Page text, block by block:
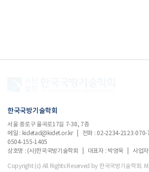
한국국방기술학회
서울 종로구 율곡로17길 7-38, 7층
메일 : kidetad@kidet.or.kr | 전화 : 02-2234-
0504-155-1405
상호명 : (사)한국국방기술학회 | 대표자 : 박영욱 | 사업
Copyright (c) All Rights Reserved by 한국국방기술학회.